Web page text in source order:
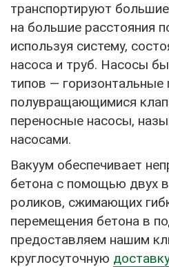
транспортируют
на большие расстояния
используя систему,
насоса и труб. Насосы
типов —
полувращающимися
переносные насосы,
насосами.
Вакуум обеспечивает
бетона с помощью двух
роликов, сжимающих
перемещения бетона в
предоставляем нашим
круглосуточную доставку